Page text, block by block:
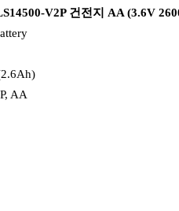
V2P 건전지 AA (3.6V
AA